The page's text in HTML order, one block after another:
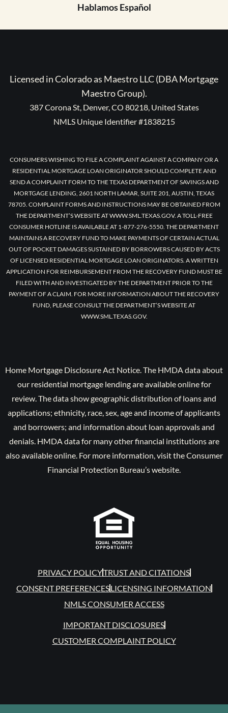
Hablamos Español
Licensed in Colorado as Maestro LLC (DBA Mortgage
Maestro Group).
387 Corona St, Denver, CO 80218, United States
NMLS Unique Identifier #1838215
CONSUMERS WISHING TO FILE A COMPLAINT AGAINST A COMPANY OR A
RESIDENTIAL MORTGAGE LOAN ORIGINATOR SHOULD COMPLETE AND
SEND A COMPLAINT FORM TO THE TEXAS DEPARTMENT OF SAVINGS AND
MORTGAGE LENDING, 2601 NORTH LAMAR, SUITE 201, AUSTIN, TEXAS
78705. COMPLAINT FORMS AND INSTRUCTIONS MAY BE OBTAINED FROM
THE DEPARTMENT’S WEBSITE AT WWW.SML.TEXAS.GOV. A TOLL-FREE
CONSUMER HOTLINE IS AVAILABLE AT 1-877-276-5550. THE DEPARTMENT
MAINTAINS A RECOVERY FUND TO MAKE PAYMENTS OF CERTAIN ACTUAL
OUT OF POCKET DAMAGES SUSTAINED BY BORROWERS CAUSED BY ACTS
OF LICENSED RESIDENTIAL MORTGAGE LOAN ORIGINATORS. A WRITTEN
APPLICATION FOR REIMBURSEMENT FROM THE RECOVERY FUND MUST BE
FILED WITH AND INVESTIGATED BY THE DEPARTMENT PRIOR TO THE
PAYMENT OF A CLAIM. FOR MORE INFORMATION ABOUT THE RECOVERY
FUND, PLEASE CONSULT THE DEPARTMENT’S WEBSITE AT
WWW.SML.TEXAS.GOV.
Home Mortgage Disclosure Act Notice. The HMDA data about
our residential mortgage lending are available online for
review. The data show geographic distribution of loans and
applications; ethnicity, race, sex, age and income of applicants
and borrowers; and information about loan approvals and
denials. HMDA data for many other financial institutions are
also available online. For more information, visit the Consumer
Financial Protection Bureau’s website.
PRIVACY POLICYTRUST AND CITATIONS
CONSENT PREFERENCESLICENSING INFORMATION
NMLS CONSUMER ACCESS
IMPORTANT DISCLOSURES
CUSTOMER COMPLAINT POLICY